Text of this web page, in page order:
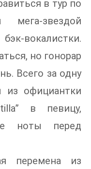
в тур по
звездой
вокалистки.
но гонорар
Всего за одну
из официантки
в певицу,
ноты перед
перемена из